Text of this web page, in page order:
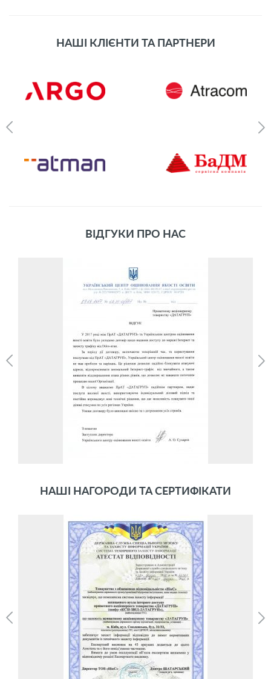
НАШІ КЛІЄНТИ ТА ПАРТНЕРИ
ВІДГУКИ ПРО НАС
Український центр оцінювання якості
НАШІ НАГОРОДИ ТА СЕРТИФІКАТИ